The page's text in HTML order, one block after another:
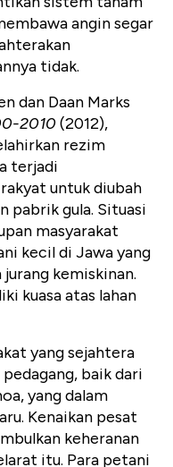
angin segar
tidak.
dan Daan Marks
2010(2012),
rezim
terjadi
untuk diubah
pabrik gula. Situasi
masyarakat
kecil di Jawa yang
kemiskinan.
kuasa atas lahan
yang sejahtera
baik dari
yang dalam
Kenaikan pesat
keheranan
itu. Para petani